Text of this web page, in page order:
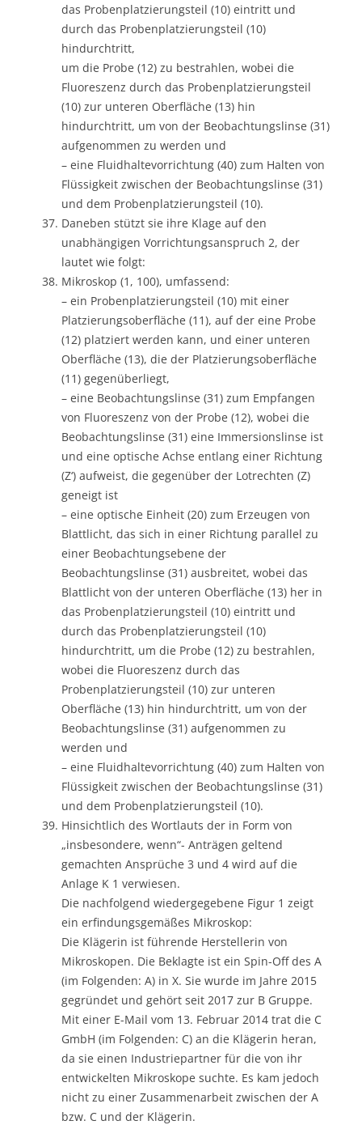
das Probenplatzierungsteil (10) eintritt und
durch das Probenplatzierungsteil (10)
hindurchtritt,
um die Probe (12) zu bestrahlen, wobei die
Fluoreszenz durch das Probenplatzierungsteil
(10) zur unteren Oberfläche (13) hin
hindurchtritt, um von der Beobachtungslinse (31)
aufgenommen zu werden und
– eine Fluidhaltevorrichtung (40) zum Halten von
Flüssigkeit zwischen der Beobachtungslinse (31)
und dem Probenplatzierungsteil (10).
Daneben stützt sie ihre Klage auf den
unabhängigen Vorrichtungsanspruch 2, der
lautet wie folgt:
Mikroskop (1, 100), umfassend:
– ein Probenplatzierungsteil (10) mit einer
Platzierungsoberfläche (11), auf der eine Probe
(12) platziert werden kann, und einer unteren
Oberfläche (13), die der Platzierungsoberfläche
(11) gegenüberliegt,
– eine Beobachtungslinse (31) zum Empfangen
von Fluoreszenz von der Probe (12), wobei die
Beobachtungslinse (31) eine Immersionslinse ist
und eine optische Achse entlang einer Richtung
(Z‘) aufweist, die gegenüber der Lotrechten (Z)
geneigt ist
– eine optische Einheit (20) zum Erzeugen von
Blattlicht, das sich in einer Richtung parallel zu
einer Beobachtungsebene der
Beobachtungslinse (31) ausbreitet, wobei das
Blattlicht von der unteren Oberfläche (13) her in
das Probenplatzierungsteil (10) eintritt und
durch das Probenplatzierungsteil (10)
hindurchtritt, um die Probe (12) zu bestrahlen,
wobei die Fluoreszenz durch das
Probenplatzierungsteil (10) zur unteren
Oberfläche (13) hin hindurchtritt, um von der
Beobachtungslinse (31) aufgenommen zu
werden und
– eine Fluidhaltevorrichtung (40) zum Halten von
Flüssigkeit zwischen der Beobachtungslinse (31)
und dem Probenplatzierungsteil (10).
Hinsichtlich des Wortlauts der in Form von
„insbesondere, wenn“- Anträgen geltend
gemachten Ansprüche 3 und 4 wird auf die
Anlage K 1 verwiesen.
Die nachfolgend wiedergegebene Figur 1 zeigt
ein erfindungsgemäßes Mikroskop:
Die Klägerin ist führende Herstellerin von
Mikroskopen. Die Beklagte ist ein Spin-Off des A
(im Folgenden: A) in X. Sie wurde im Jahre 2015
gegründet und gehört seit 2017 zur B Gruppe.
Mit einer E-Mail vom 13. Februar 2014 trat die C
GmbH (im Folgenden: C) an die Klägerin heran,
da sie einen Industriepartner für die von ihr
entwickelten Mikroskope suchte. Es kam jedoch
nicht zu einer Zusammenarbeit zwischen der A
bzw. C und der Klägerin.